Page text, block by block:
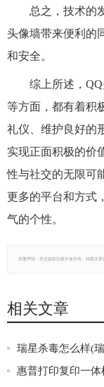
总之，技术的
头像墙带来便利的
和安全。
综上所述，
等方面，都有着积
礼仪、维护良好的
实现正面积极的价
性与社交的无限可
更多的平台和方式
气的个性。
郑重声明：本文版权归原作者所有，转载文
相关文章